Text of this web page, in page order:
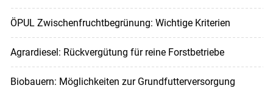
ÖPUL Zwischenfruchtbegrünung: Wichtige Kriterien
Agrardiesel: Rückvergütung für reine Forstbetriebe
Biobauern: Möglichkeiten zur Grundfutterversorgung